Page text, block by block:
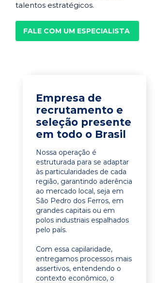
talentos estratégicos.
FALE COM UM ESPECIALISTA
Empresa de
recrutamento e
seleção presente
em todo o Brasil
Nossa operação é
estruturada para se adaptar
às particularidades de cada
região, garantindo aderência
ao mercado local, seja em
São Pedro dos Ferros, em
grandes capitais ou em
polos industriais espalhados
pelo país.
Com essa capilaridade,
entregamos processos mais
assertivos, entendendo o
contexto econômico, o